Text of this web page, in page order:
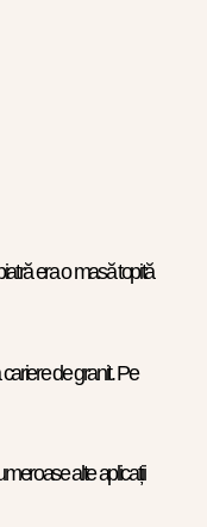
era o masă topită
de granit. Pe
alte aplicații